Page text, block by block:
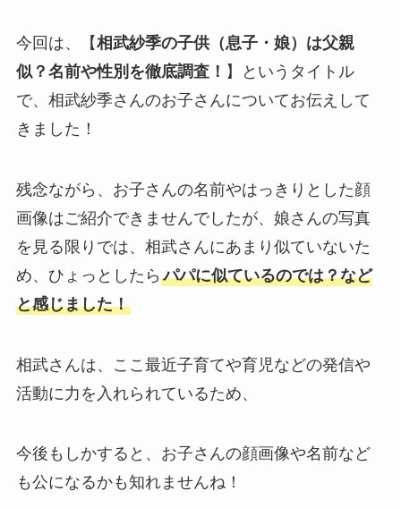
今回は、【相武紗季の子供（息子・娘）は父親
似？名前や性別を徹底調査！ 】というタイトル
で、相武紗季さんのお子さんについてお伝えして
きました！
残念ながら、お子さんの名前やはっきりとした顔
画像はご紹介できませんでしたが、娘さんの写真
を見る限りでは、相武さんにあまり似ていないた
め、ひょっとしたら パパに似ているのでは？など
と感じました！
相武さんは、ここ最近子育てや育児などの発信や
活動に力を入れられているため、
今後もしかすると、お子さんの顔画像や名前など
も公になるかも知れませんね！